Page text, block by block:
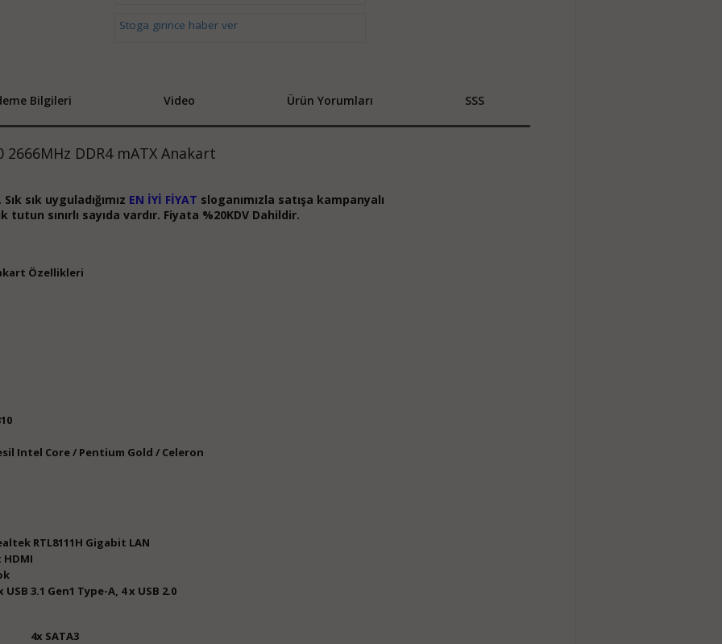
Stoga girince haber ver
Bilgileri Video Ürün Yorumları SSS
2666MHz DDR4 mATX Anakart
sık uyguladığımız EN İYİ FİYAT sloganımızla satışa kampanyalı
sınırlı sayıda vardır. Fiyata %20KDV Dahildir.
Özellikleri
Intel Core / Pentium Gold / Celeron
RTL8111H Gigabit LAN
HDMI
USB 3.1 Gen1 Type-A, 4 x USB 2.0
4x SATA3